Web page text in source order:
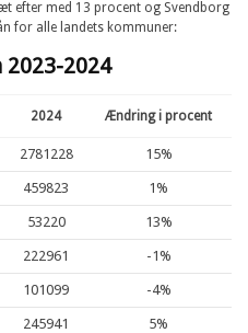
efter med 13 procent og Svendborg
for alle landets kommuner:
2024
2024 Ændring i procent
2781228 15%
459823 1%
53220 13%
222961 -1%
101099 -4%
245941 5%